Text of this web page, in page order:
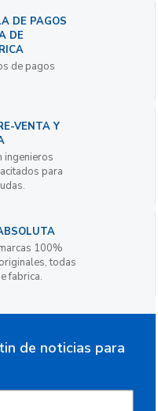
DE PAGOS
DE
de pagos
VENTA Y
ingenieros
para
100%
todas
fabrica.
de noticias para